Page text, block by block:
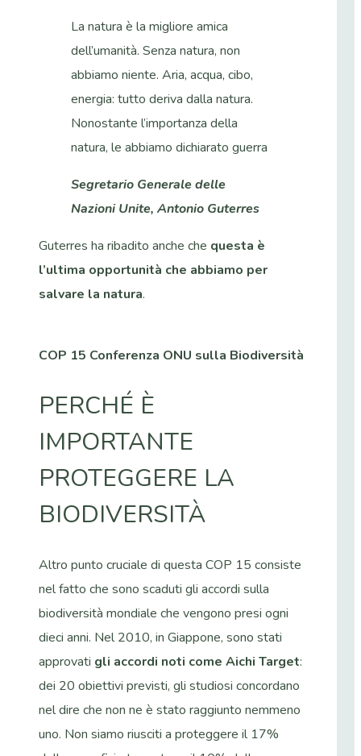
La natura è la migliore amica
dell’umanità. Senza natura, non
abbiamo niente. Aria, acqua, cibo,
energia: tutto deriva dalla natura.
Nonostante l’importanza della
natura, le abbiamo dichiarato guerra
Segretario Generale delle
Nazioni Unite, Antonio Guterres
Guterres ha ribadito anche che questa è
l’ultima opportunità che abbiamo per
salvare la natura.
COP 15 Conferenza ONU sulla Biodiversità
PERCHÉ È
IMPORTANTE
PROTEGGERE LA
BIODIVERSITÀ
Altro punto cruciale di questa COP 15 consiste
nel fatto che sono scaduti gli accordi sulla
biodiversità mondiale che vengono presi ogni
dieci anni. Nel 2010, in Giappone, sono stati
approvati gli accordi noti come Aichi Target:
dei 20 obiettivi previsti, gli studiosi concordano
nel dire che non ne è stato raggiunto nemmeno
uno. Non siamo riusciti a proteggere il 17%